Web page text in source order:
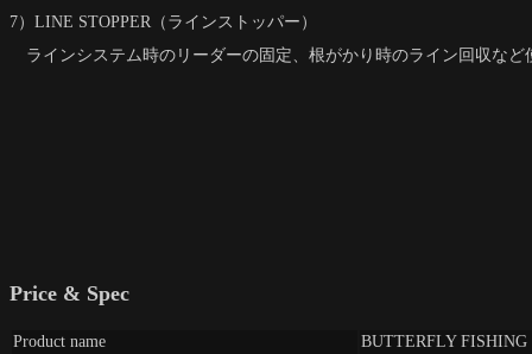
7）LINE STOPPER（ラインストッパー）
ラインシステム時のリーダーの固定、根がかり時のライン回収など
Price & Spec
Product name
BUTTERFLY